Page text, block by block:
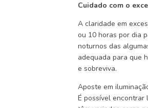
Cuidado com o
A claridade em
ou 10 horas por dia
noturnos das
adequada para que
e sobreviva.
Aposte em
É possível encontrar